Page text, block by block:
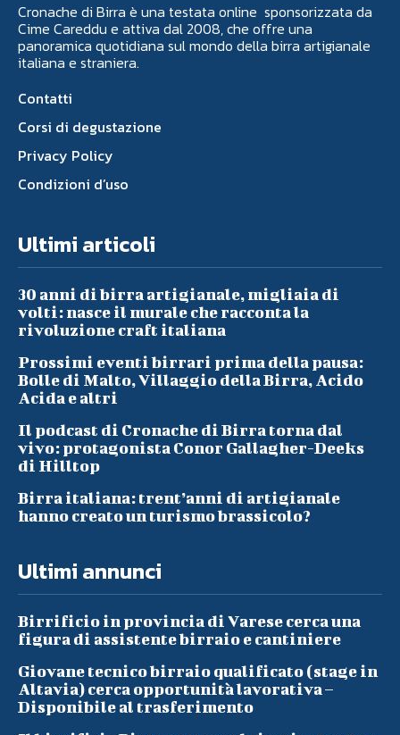
Cronache di Birra è una testata online sponsorizzata da
Cime Careddu e attiva dal 2008, che offre una
panoramica quotidiana sul mondo della birra artigianale
italiana e straniera.
Contatti
Corsi di degustazione
Privacy Policy
Condizioni d’uso
Ultimi articoli
30 anni di birra artigianale, migliaia di
volti: nasce il murale che racconta la
rivoluzione craft italiana
Prossimi eventi birrari prima della pausa:
Bolle di Malto, Villaggio della Birra, Acido
Acida e altri
Il podcast di Cronache di Birra torna dal
vivo: protagonista Conor Gallagher-Deeks
di Hilltop
Birra italiana: trent’anni di artigianale
hanno creato un turismo brassicolo?
Ultimi annunci
Birrificio in provincia di Varese cerca una
figura di assistente birraio e cantiniere
Giovane tecnico birraio qualificato (stage in
Altavia) cerca opportunità lavorativa –
Disponibile al trasferimento